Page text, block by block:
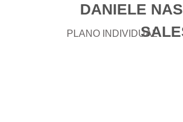
DANIELE
PLANO INDIVIDUAL